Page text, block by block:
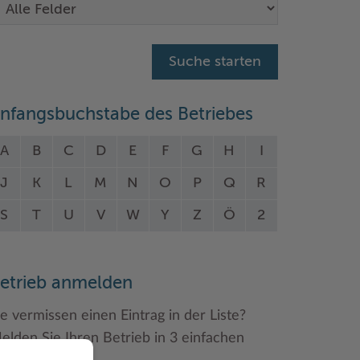
des Betriebes
A B C D E F G H
J K L M N O P Q R
S T U V W Y Z Ö 2
anmelden
vermissen einen Eintrag in der Liste?
Sie Ihren Betrieb in 3 einfachen